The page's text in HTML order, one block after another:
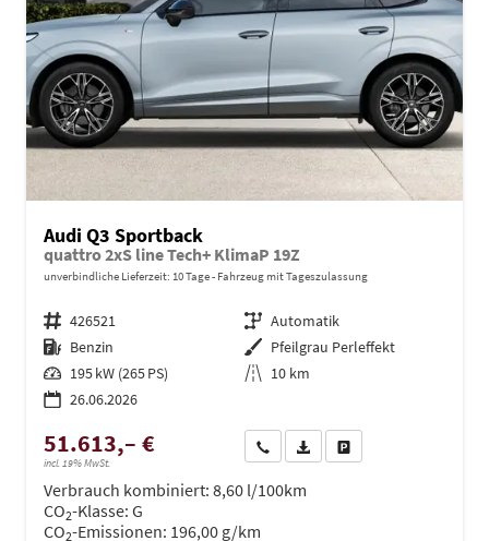
Audi Q3 Sportback
quattro 2xS line Tech+ KlimaP 19Z
unverbindliche Lieferzeit: 10 Tage Fahrzeug mit Tageszulassung
Fahrzeugnr. 426521 Getriebe Automatik
Kraftstoff Benzin Außenfarbe Pfeilgrau Perleffekt
Leistung 195 kW (265 PS) Kilometerstand 10 km
26.06.2026
51.613,– €
incl. 19% MwSt.
Wir rufen Sie anPDF-Datei, Fahrzeugexposé
Verbrauch kombiniert: 8,60 l/100km
CO2-Klasse: G
CO2-Emissionen: 196,00 g/km